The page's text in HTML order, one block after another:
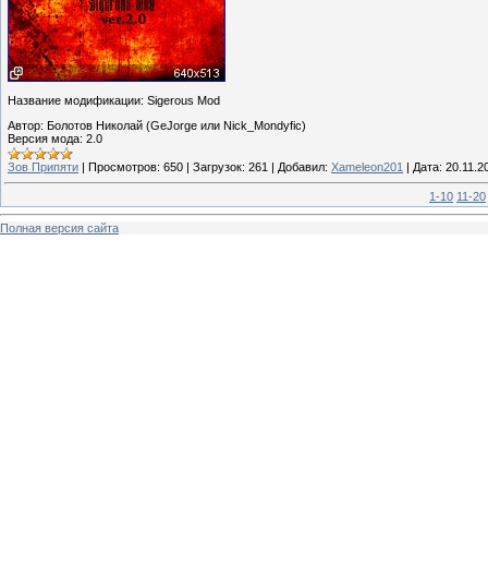
Название модификации: Sigerous Mod
Автор: Болотов Николай (GeJorge или Nick_Mondyfic)
Версия мода: 2.0
Зов Припяти | Просмотров: 650 | Загрузок: 261 | Добавил: Xameleon201 | Дата:
1-10 11-20
Полная версия сайта